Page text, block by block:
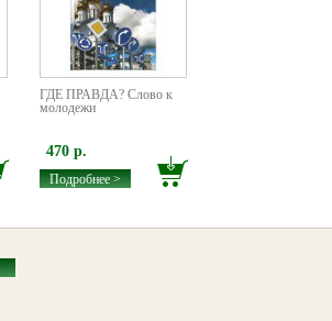
ГДЕ ПРАВДА? Слово к
молодежи
470 р.
Подробнее >